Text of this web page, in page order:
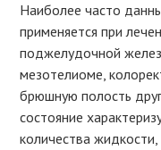
Наиболее часто
применяется при
поджелудочной
мезотелиоме,
брюшную полость
состояние
количества